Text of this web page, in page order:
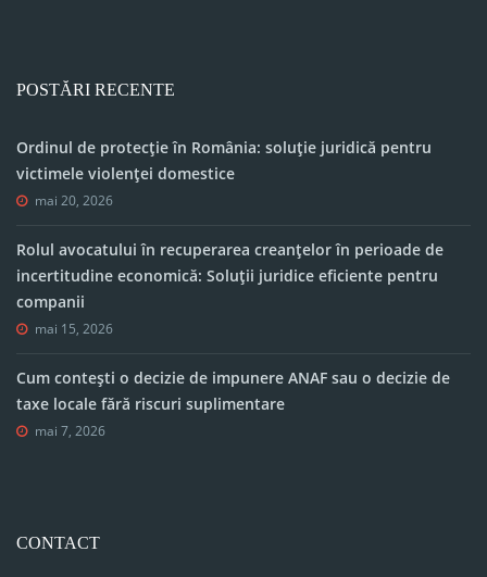
POSTĂRI RECENTE
Ordinul de protecție în România: soluție juridică pentru
victimele violenței domestice
mai 20, 2026
Rolul avocatului în recuperarea creanțelor în perioade de
incertitudine economică: Soluții juridice eficiente pentru
companii
mai 15, 2026
Cum contești o decizie de impunere ANAF sau o decizie de
taxe locale fără riscuri suplimentare
mai 7, 2026
CONTACT